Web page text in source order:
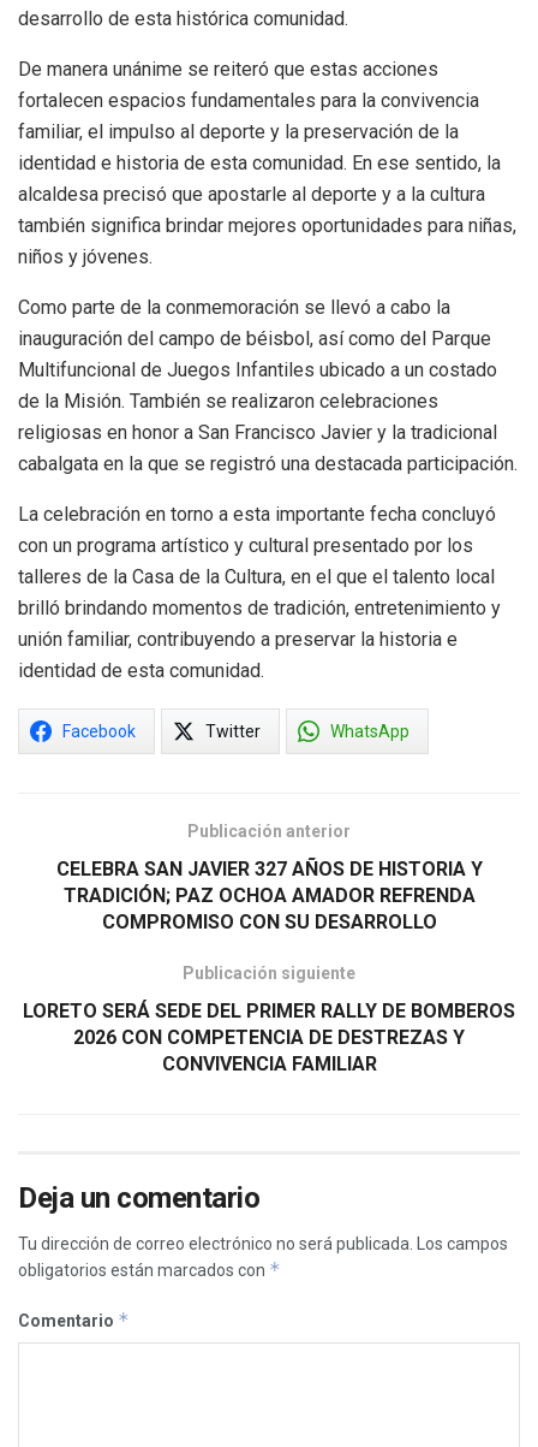
desarrollo de esta histórica comunidad.
De manera unánime se reiteró que estas acciones
fortalecen espacios fundamentales para la convivencia
familiar, el impulso al deporte y la preservación de la
identidad e historia de esta comunidad. En ese sentido, la
alcaldesa precisó que apostarle al deporte y a la cultura
también significa brindar mejores oportunidades para niñas,
niños y jóvenes.
Como parte de la conmemoración se llevó a cabo la
inauguración del campo de béisbol, así como del Parque
Multifuncional de Juegos Infantiles ubicado a un costado
de la Misión. También se realizaron celebraciones
religiosas en honor a San Francisco Javier y la tradicional
cabalgata en la que se registró una destacada participación.
La celebración en torno a esta importante fecha concluyó
con un programa artístico y cultural presentado por los
talleres de la Casa de la Cultura, en el que el talento local
brilló brindando momentos de tradición, entretenimiento y
unión familiar, contribuyendo a preservar la historia e
identidad de esta comunidad.
Facebook Twitter WhatsApp
Publicación anterior
CELEBRA SAN JAVIER 327 AÑOS DE HISTORIA Y
TRADICIÓN; PAZ OCHOA AMADOR REFRENDA
COMPROMISO CON SU DESARROLLO
Publicación siguiente
LORETO SERÁ SEDE DEL PRIMER RALLY DE BOMBEROS
2026 CON COMPETENCIA DE DESTREZAS Y
CONVIVENCIA FAMILIAR
Deja un comentario
Tu dirección de correo electrónico no será publicada.
Los campos
obligatorios están marcados con *
Comentario *